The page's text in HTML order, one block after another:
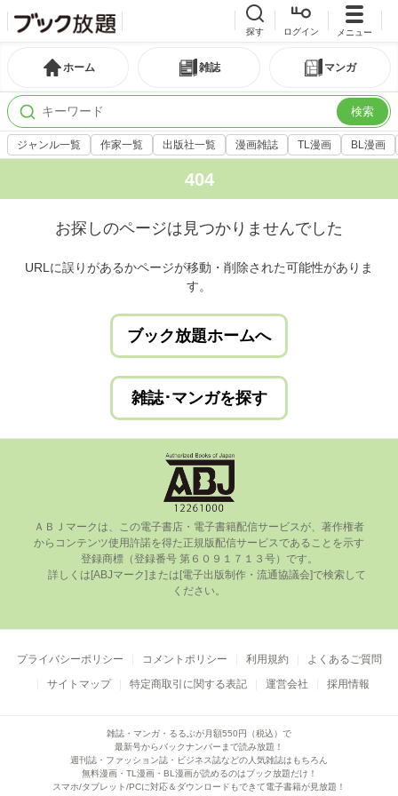
探す ログイン メニュー
ホーム 雑誌 マンガ
検索
ジャンル一覧 作家一覧 出版社一覧 漫画雑誌 TL漫画 BL漫画
404
お探しのページは見つかりませんでした
URLに誤りがあるかページが移動・削除された可能性がありま
す。
ブック放題ホームへ
雑誌･マンガを探す
ＡＢＪマークは、この電⼦書店・電⼦書籍配信サービスが、著作権者
からコンテンツ使⽤許諾を得た正規版配信サービスであることを⽰す
登録商標（登録番号 第６０９１７１３号）です。
ください。
プライバシーポリシー コメントポリシー 利用規約
よくあるご質問
サイトマップ
特定商取引に関する表記 運営会社 採用情報
雑誌・マンガ・るるぶが月額550円（税込）で
最新号からバックナンバーまで読み放題！
週刊誌・ファッション誌・ビジネス誌などの人気雑誌はもちろん
無料漫画・TL漫画・BL漫画が読めるのはブック放題だけ！
スマホ/タブレット/PCに対応＆ダウンロードもできて電子書籍が見放題！